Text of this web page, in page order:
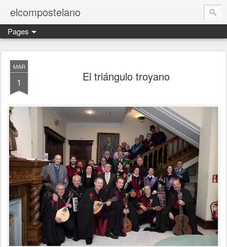
elcompostelano
Pages
MAR
1 El triángulo troyano